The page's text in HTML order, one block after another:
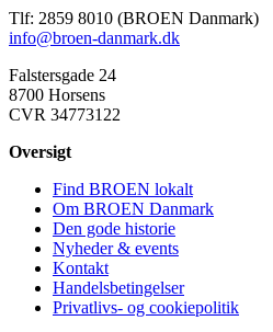
BROEN Frederikssund
BROEN Greve
Guldborgsund
BROEN Haderslev
Haderslev
BROEN Halsnæs
Tlf: 2859 8010 (BROEN Danmark)
info@broen-danmark.dk
Falstersgade 24
8700 Horsens
CVR 34773122
Oversigt
Find BROEN lokalt
Om BROEN Danmark
Den gode historie
Nyheder & events
Kontakt
Handelsbetingelser
Privatlivs- og cookiepolitik